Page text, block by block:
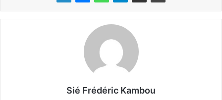
Sié Frédéric Kambou